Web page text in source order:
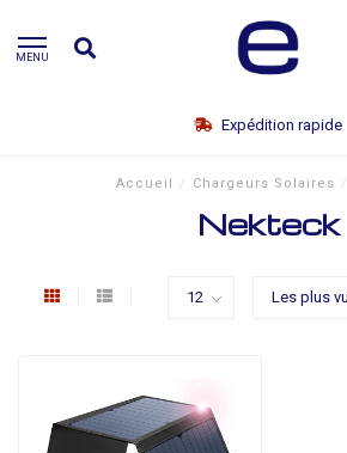
MENU
Expédition rapide
Accueil / Chargeurs Solaires /
Nekteck